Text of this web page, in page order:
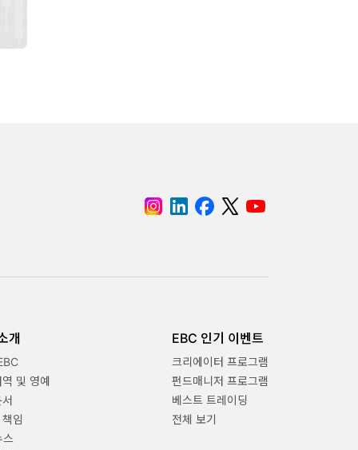
개
및 영예
임
스
EBC 인기 이벤트
크리에이터 프로그램
펀드매니저 프로그램
베스트 트레이딩
전체 보기